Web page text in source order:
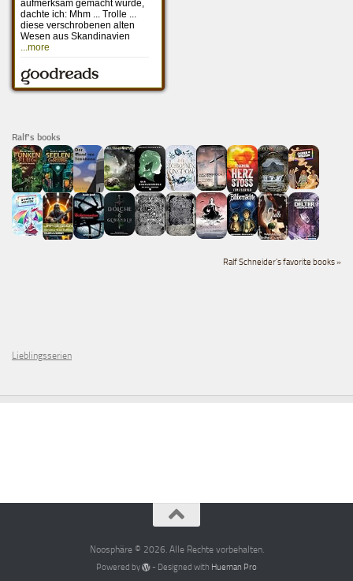
Ralf's books
Ralf Schneider's favorite books »
Lieblingsserien
Noosphäre © 2026. Alle Rechte vorbehalten.
Powered by - Designed with Hueman Pro